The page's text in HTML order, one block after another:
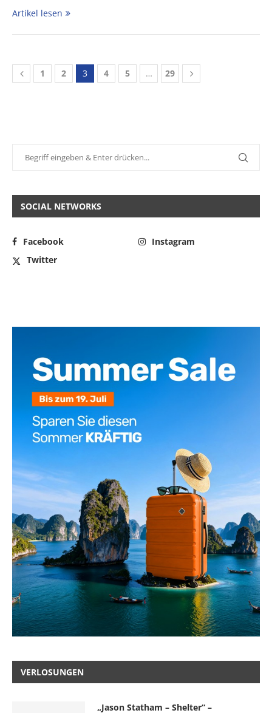
Artikel lesen
1 2 3 4 5 … 29
SOCIAL NETWORKS
Facebook
Instagram
Twitter
VERLOSUNGEN
„Jason Statham – Shelter“ –